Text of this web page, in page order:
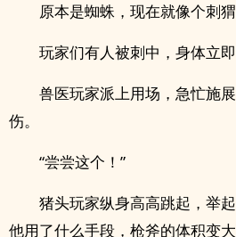
原本是蜘蛛，现在就像个刺猬
玩家们有人被刺中，身体立即
兽医玩家派上用场，急忙施
伤。
“尝尝这个！”
猪头玩家纵身高高跳起，举
他用了什么手段，枪斧的体积变大